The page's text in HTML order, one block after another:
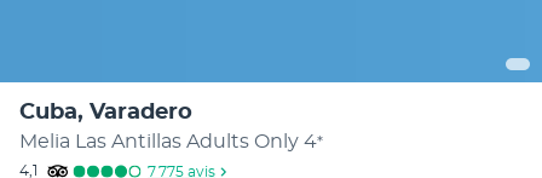
Cuba, Varadero
Melia Las Antillas Adults Only 4*
4,1 7 775 avis